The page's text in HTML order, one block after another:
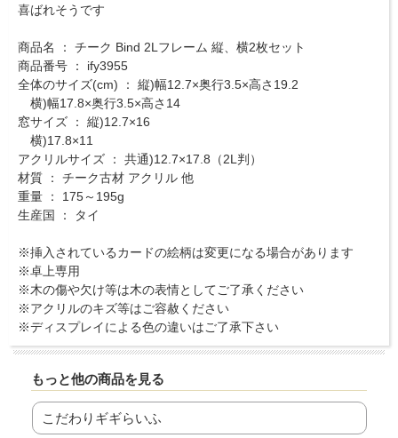
喜ばれそうです
商品名 ： チーク Bind 2Lフレーム 縦、横2枚セット
商品番号 ： ify3955
全体のサイズ(cm) ： 縦)幅12.7×奥行3.5×高さ19.2
横)幅17.8×奥行3.5×高さ14
窓サイズ ： 縦)12.7×16
横)17.8×11
アクリルサイズ ： 共通)12.7×17.8（2L判）
材質 ： チーク古材 アクリル 他
重量 ： 175～195g
生産国 ： タイ
※挿入されているカードの絵柄は変更になる場合があります
※卓上専用
※木の傷や欠け等は木の表情としてご了承ください
※アクリルのキズ等はご容赦ください
※ディスプレイによる色の違いはご了承下さい
もっと他の商品を見る
こだわりギギらいふ